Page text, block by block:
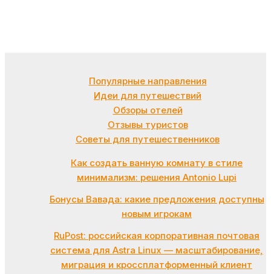
Популярные направления
Идеи для путешествий
Обзоры отелей
Отзывы туристов
Советы для путешественников
Как создать ванную комнату в стиле
минимализм: решения Antonio Lupi
Бонусы Вавада: какие предложения доступны
новым игрокам
RuPost: российская корпоративная почтовая
система для Astra Linux — масштабирование,
миграция и кроссплатформенный клиент